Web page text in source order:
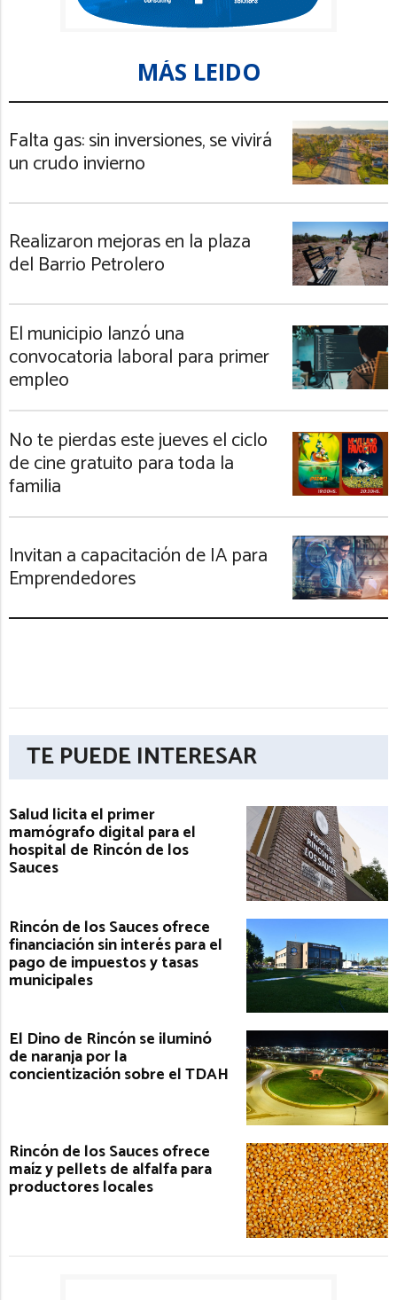
MÁS LEIDO
Falta gas: sin inversiones, se vivirá
un crudo invierno
Realizaron mejoras en la plaza
del Barrio Petrolero
El municipio lanzó una
convocatoria laboral para primer
empleo
No te pierdas este jueves el ciclo
de cine gratuito para toda la
familia
Invitan a capacitación de IA para
Emprendedores
TE PUEDE INTERESAR
Salud licita el primer
mamógrafo digital para el
hospital de Rincón de los
Sauces
Rincón de los Sauces ofrece
financiación sin interés para el
pago de impuestos y tasas
municipales
El Dino de Rincón se iluminó
de naranja por la
concientización sobre el TDAH
Rincón de los Sauces ofrece
maíz y pellets de alfalfa para
productores locales